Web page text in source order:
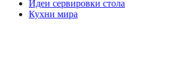
Идеи сервировки стола
Кухни мира